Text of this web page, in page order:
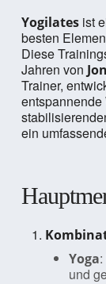
Yogilatesist
besten
Diese
Jahren von
Trainer,
entspannende
ein
Yoga
und